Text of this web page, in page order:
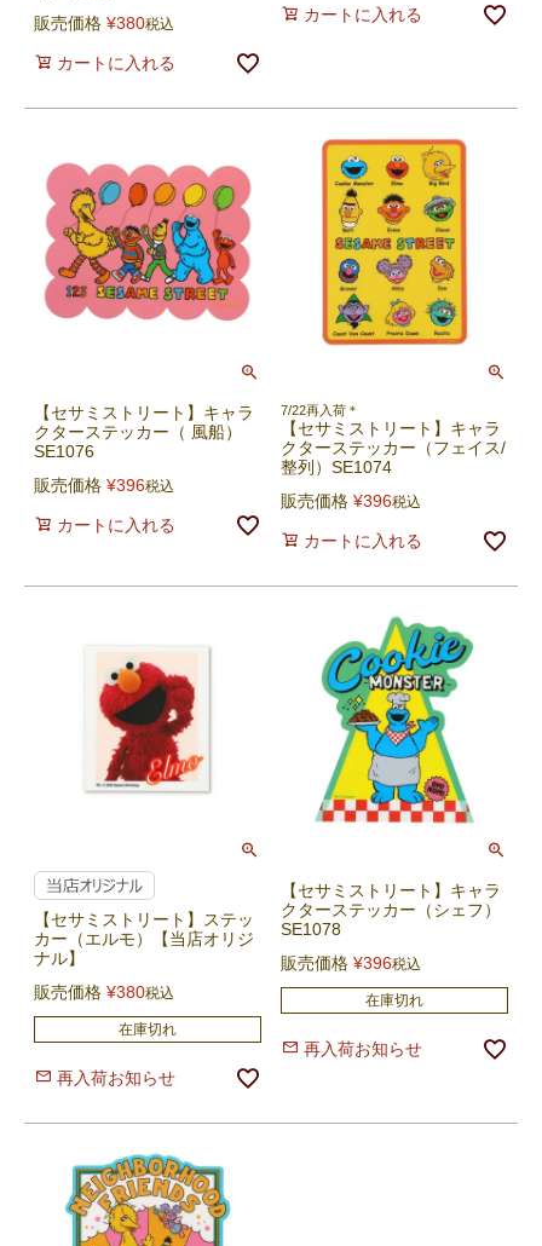
販売価格 ¥380税込
カートに入れる
カートに入れる
【セサミストリート】キャラ
クターステッカー（ 風船）
SE1076
販売価格 ¥396税込
カートに入れる
7/22再入荷＊
【セサミストリート】キャラ
クターステッカー（フェイス/
整列）SE1074
販売価格 ¥396税込
カートに入れる
【セサミストリート】ステッ
カー（エルモ）【当店オリジ
ナル】
販売価格 ¥380税込
在庫切れ
再入荷お知らせ
【セサミストリート】キャラ
クターステッカー（シェフ）
SE1078
販売価格 ¥396税込
在庫切れ
再入荷お知らせ